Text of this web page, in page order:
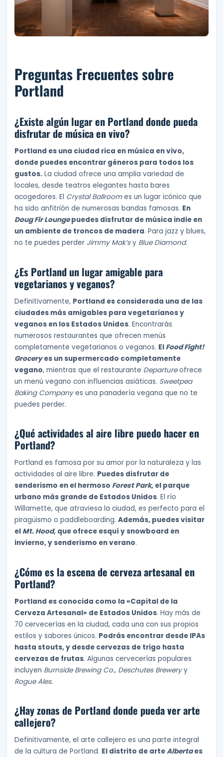
Preguntas Frecuentes sobre
Portland
¿Existe algún lugar en Portland donde pueda
disfrutar de música en vivo?
Portland es una ciudad rica en música en vivo,
donde puedes encontrar géneros para todos los
gustos. La ciudad ofrece una amplia variedad de
locales, desde teatros elegantes hasta bares
acogedores. El Crystal Ballroomes un lugar icónico que
ha sido anfitrión de numerosas bandas famosas. En
Doug Fir Loungepuedes disfrutar de música indie en
un ambiente de troncos de madera. Para jazz y blues,
no te puedes perder Jimmy Mak’sy Blue Diamond.
¿Es Portland un lugar amigable para
vegetarianos y veganos?
Definitivamente, Portland es considerada una de las
ciudades más amigables para vegetarianos y
veganos en los Estados Unidos. Encontrarás
numerosos restaurantes que ofrecen menús
completamente vegetarianos o veganos. El Food Fight!
Groceryes un supermercado completamente
vegano, mientras que el restaurante Departureofrece
un menú vegano con influencias asiáticas. Sweetpea
Baking Companyes una panadería vegana que no te
puedes perder.
¿Qué actividades al aire libre puedo hacer en
Portland?
Portland es famosa por su amor por la naturaleza y las
actividades al aire libre. Puedes disfrutar de
senderismo en el hermoso Forest Park, el parque
urbano más grande de Estados Unidos. El río
Willamette, que atraviesa la ciudad, es perfecto para el
piragüismo o paddleboarding. Además, puedes visitar
el Mt. Hood, que ofrece esquí y snowboard en
invierno, y senderismo en verano.
¿Cómo es la escena de cerveza artesanal en
Portland?
Portland es conocida como la «Capital de la
Cerveza Artesanal» de Estados Unidos. Hay más de
70 cervecerías en la ciudad, cada una con sus propios
estilos y sabores únicos. Podrás encontrar desde IPAs
hasta stouts, y desde cervezas de trigo hasta
cervezas de frutas. Algunas cervecerías populares
incluyen Burnside Brewing Co., Deschutes Breweryy
Rogue Ales.
¿Hay zonas de Portland donde pueda ver arte
callejero?
Definitivamente, el arte callejero es una parte integral
de la cultura de Portland. El distrito de arteAlbertaes